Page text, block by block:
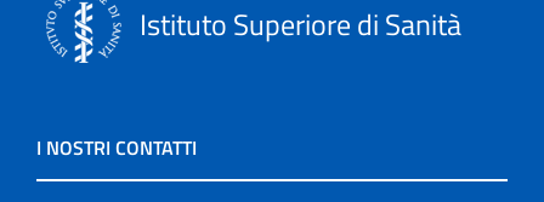
Istituto Superiore di Sanità
I NOSTRI CONTATTI